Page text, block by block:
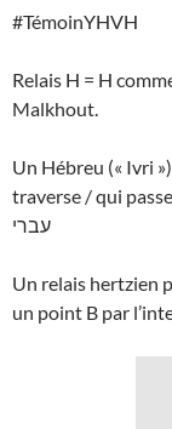
#TémoinYHVH
Relais H = H
Malkhout.
Un Hébreu (« Ivri
traverse / qui
עברי
Un relais hertzien
un point B par